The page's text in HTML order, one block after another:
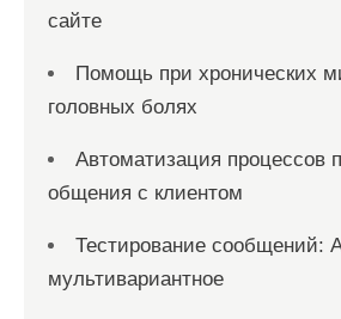
сайте
Помощь при хронических
головных болях
Автоматизация процессов
общения с клиентом
Тестирование сообщений:
мультивариантное